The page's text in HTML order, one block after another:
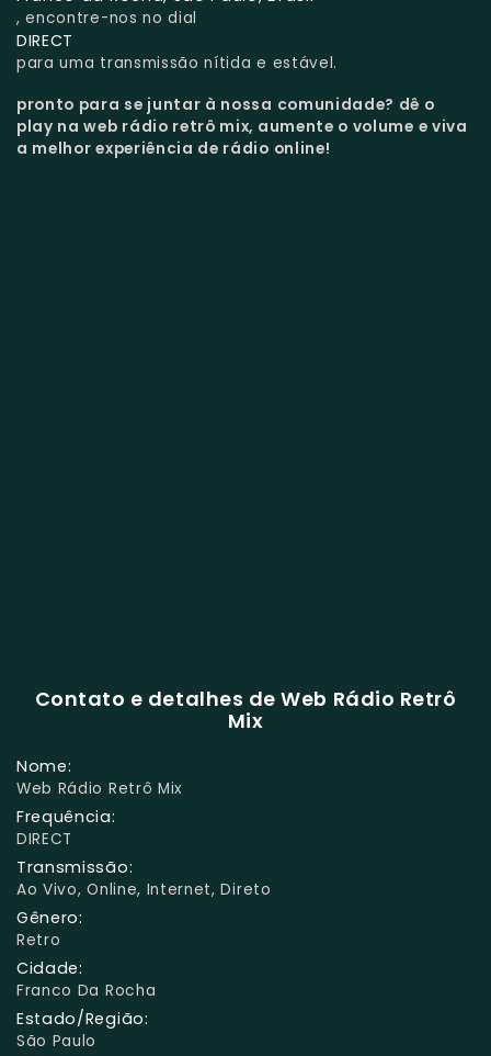
, encontre-nos no dial
DIRECT
para uma transmissão nítida e estável.
pronto para se juntar à nossa comunidade? dê o
play na web rádio retrô mix, aumente o volume e viva
a melhor experiência de rádio online!
Contato e detalhes de Web Rádio Retrô
Mix
Nome:
Web Rádio Retrô Mix
Frequência:
DIRECT
Transmissão:
Ao Vivo, Online, Internet, Direto
Gênero:
Retro
Cidade:
Franco Da Rocha
Estado/Região:
São Paulo